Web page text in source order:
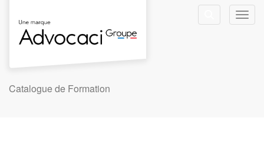
Rechercher
Catalogue de Formation